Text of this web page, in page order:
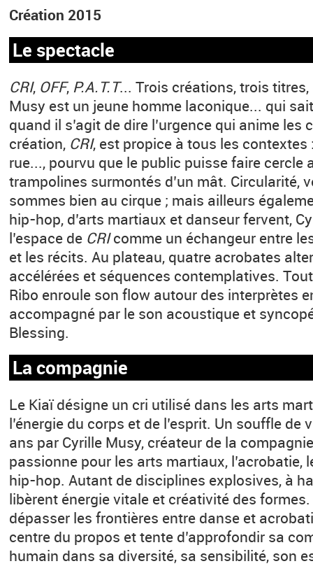
Création 2015
Le spectacle
CRI, OFF, P.A.T.T... Trois créations, trois
Musy est un jeune homme laconique... qui
quand il s’agit de dire l’urgence qui anime les
création, CRI, est propice à tous les contextes
rue..., pourvu que le public puisse faire cercle
trampolines surmontés d’un mât. Circularité,
sommes bien au cirque ; mais ailleurs
hip-hop, d’arts martiaux et danseur fervent,
l’espace de CRIcomme un échangeur entre
et les récits. Au plateau, quatre acrobates
accélérées et séquences contemplatives.
Ribo enroule son flow autour des interprètes
accompagné par le son acoustique et
Blessing.
La compagnie
Le Kiaï désigne un cri utilisé dans les arts
l’énergie du corps et de l’esprit. Un souffle de
ans par Cyrille Musy, créateur de la
passionne pour les arts martiaux, l’acrobatie,
hip-hop. Autant de disciplines explosives, à
libèrent énergie vitale et créativité des formes.
dépasser les frontières entre danse et
centre du propos et tente d’approfondir sa
humain dans sa diversité, sa sensibilité, son